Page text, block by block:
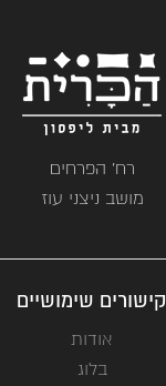
רח' הפרחים
מושב ניצני עוז
קישורים שימושיים
אודות
בלוג